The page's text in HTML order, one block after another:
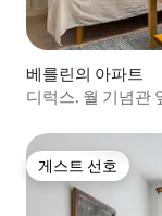
베를린의 아파트
디럭스. 월 기념관
게스트 선호
게스트 선호